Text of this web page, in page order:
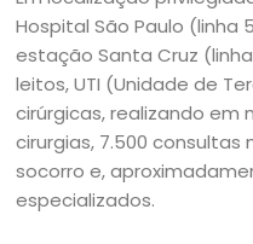
Hospital São Paulo (linha
estação Santa Cruz
leitos, UTI (Unidade de
cirúrgicas, realizando em
cirurgias, 7.500
socorro e,
especializados.